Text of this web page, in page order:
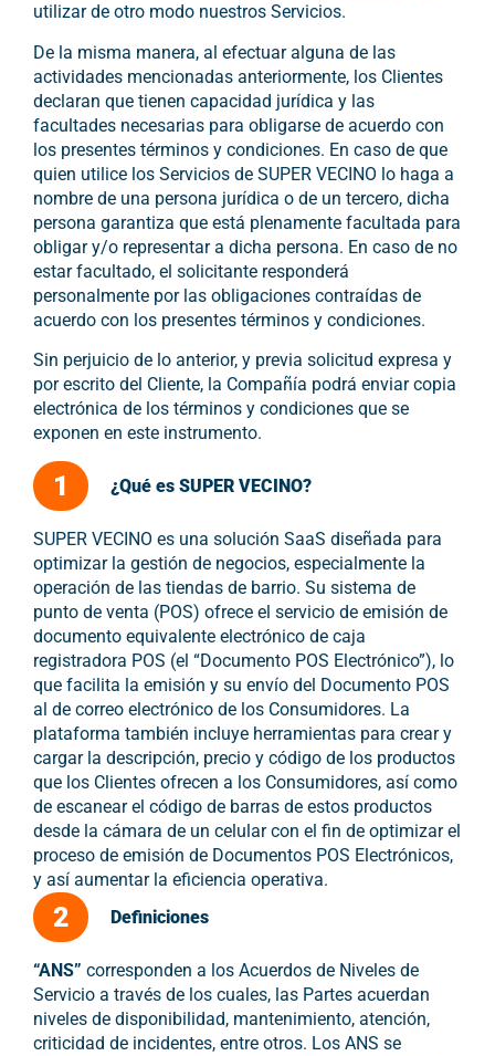
utilizar de otro modo nuestros Servicios.
De la misma manera, al efectuar alguna de las
actividades mencionadas anteriormente, los Clientes
declaran que tienen capacidad jurídica y las
facultades necesarias para obligarse de acuerdo con
los presentes términos y condiciones. En caso de que
quien utilice los Servicios de SUPER VECINO lo haga a
nombre de una persona jurídica o de un tercero, dicha
persona garantiza que está plenamente facultada para
obligar y/o representar a dicha persona. En caso de no
estar facultado, el solicitante responderá
personalmente por las obligaciones contraídas de
acuerdo con los presentes términos y condiciones.
Sin perjuicio de lo anterior, y previa solicitud expresa y
por escrito del Cliente, la Compañía podrá enviar copia
electrónica de los términos y condiciones que se
exponen en este instrumento.
1 ¿Qué es SUPER VECINO?
SUPER VECINO es una solución SaaS diseñada para
optimizar la gestión de negocios, especialmente la
operación de las tiendas de barrio. Su sistema de
punto de venta (POS) ofrece el servicio de emisión de
documento equivalente electrónico de caja
registradora POS (el “Documento POS Electrónico”), lo
que facilita la emisión y su envío del Documento POS
al de correo electrónico de los Consumidores. La
plataforma también incluye herramientas para crear y
cargar la descripción, precio y código de los productos
que los Clientes ofrecen a los Consumidores, así como
de escanear el código de barras de estos productos
desde la cámara de un celular con el fin de optimizar el
proceso de emisión de Documentos POS Electrónicos,
y así aumentar la eficiencia operativa.
2 Definiciones
“ANS” corresponden a los Acuerdos de Niveles de
Servicio a través de los cuales, las Partes acuerdan
niveles de disponibilidad, mantenimiento, atención,
criticidad de incidentes, entre otros. Los ANS se